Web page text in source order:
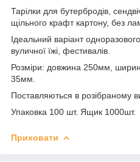
Тарілки для бутербродів,
щільного крафт картону, без
Ідеальний варіант
вуличної їжі, фестивалів.
Розміри: довжина 250мм,
35мм.
Поставляються в розібраному
Упаковка 100 шт. Ящик 1000шт.
Приховати